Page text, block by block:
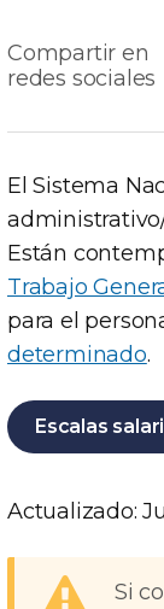
Compartir en
redes sociales
El Sistema
Están
Trabajo
para el
determinado.
Escalas
Actualizado:
Si